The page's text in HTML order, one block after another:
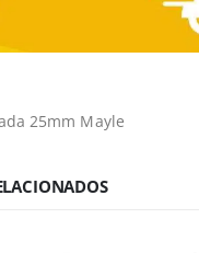
25mm Mayle